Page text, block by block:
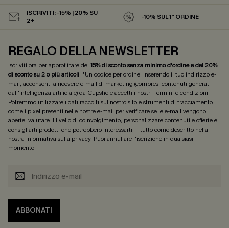
ISCRIVITI: -15% | 20% SU
2+
-10% SUL 1° ORDINE
REGALO DELLA NEWSLETTER
Iscriviti ora per approfittare del 15% di sconto senza minimo d'ordine e del 20%
di sconto su 2 o più articoli! *Un codice per ordine. Inserendo il tuo indirizzo e-
mail, acconsenti a ricevere e-mail di marketing (compresi contenuti generati
dall'intelligenza artificiale) da Cupshe e accetti i nostri Termini e condizioni.
Potremmo utilizzare i dati raccolti sul nostro sito e strumenti di tracciamento
come i pixel presenti nelle nostre e-mail per verificare se le e-mail vengono
aperte, valutare il livello di coinvolgimento, personalizzare contenuti e offerte e
consigliarti prodotti che potrebbero interessarti, il tutto come descritto nella
nostra Informativa sulla privacy. Puoi annullare l'iscrizione in qualsiasi
momento.
ABBONATI